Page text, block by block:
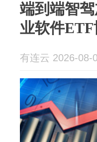
端到端智
业软件ETF
有连云 2026-08-